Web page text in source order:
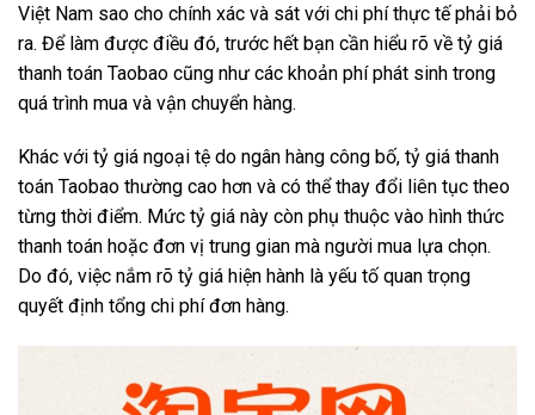
Việt Nam sao cho chính xác và sát với chi phí thực tế phải bỏ
ra. Để làm được điều đó, trước hết bạn cần hiểu rõ về tỷ giá
thanh toán Taobao cũng như các khoản phí phát sinh trong
quá trình mua và vận chuyển hàng.
Khác với tỷ giá ngoại tệ do ngân hàng công bố, tỷ giá thanh
toán Taobao thường cao hơn và có thể thay đổi liên tục theo
từng thời điểm. Mức tỷ giá này còn phụ thuộc vào hình thức
thanh toán hoặc đơn vị trung gian mà người mua lựa chọn.
Do đó, việc nắm rõ tỷ giá hiện hành là yếu tố quan trọng
quyết định tổng chi phí đơn hàng.